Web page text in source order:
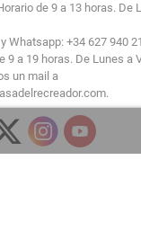
de 9 a 13 horas. De
Whatsapp: +34 627 940
9 a 19 horas. De Lunes a
un mail a